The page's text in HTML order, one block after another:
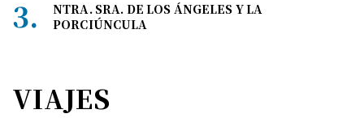
NTRA. SRA. DE LOS ÁNGELES Y LA
PORCIÚNCULA
VIAJES